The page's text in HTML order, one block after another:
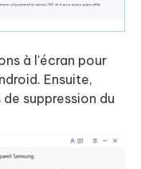
à l'écran pour
Ensuite,
suppression du